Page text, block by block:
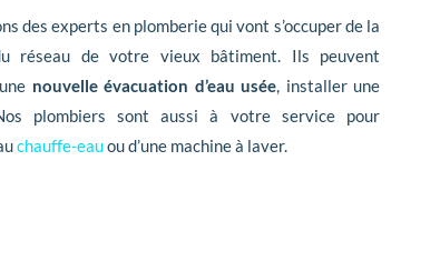
des experts en plomberie qui vont s’occuper de la
réseau de votre vieux bâtiment. Ils peuvent
nouvelle évacuation d’eau usée, installer une
plombiers sont aussi à votre service pour
chauffe-eauou d’une machine à laver.